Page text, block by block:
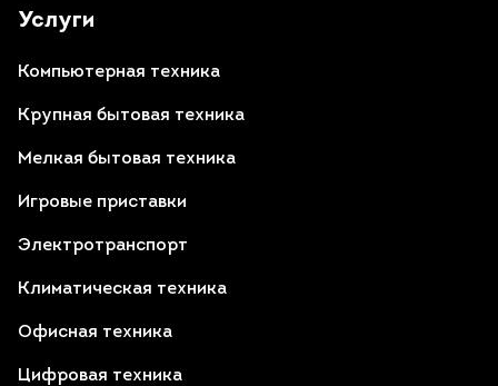
Услуги
Компьютерная техника
Крупная бытовая техника
Мелкая бытовая техника
Игровые приставки
Электротранспорт
Климатическая техника
Офисная техника
Цифровая техника